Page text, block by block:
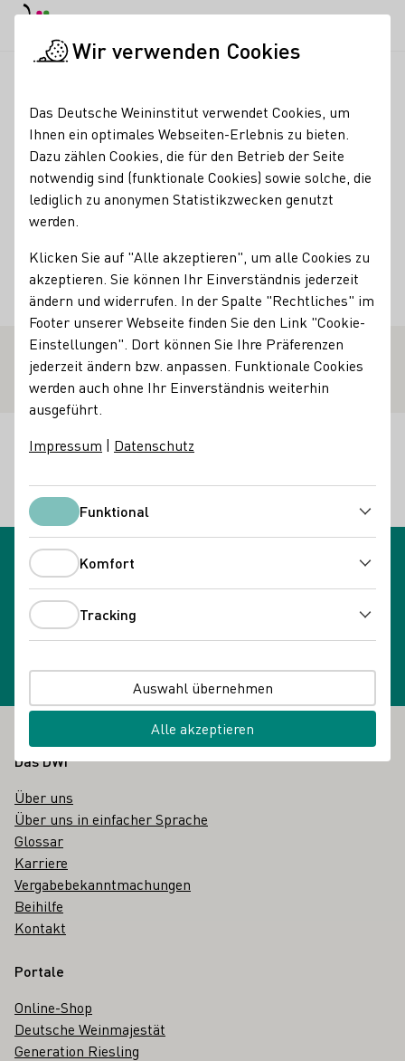
Højsteen Vin
Fakten
Land
Dänemark
Ort
Hørsholm
WEINERZEUGER
Kontakt
2970 Hørsholm
Newsletteranmeldung
Newsletter wählen
Fußbereich
Das DWI
Über uns
Über uns in einfacher Sprache
Glossar
Karriere
Vergabebekanntmachungen
Beihilfe
Kontakt
Portale
Online-Shop
Deutsche Weinmajestät
Generation Riesling
Wir verwenden Cookies
Das Deutsche Weininstitut verwendet Cookies, um
Ihnen ein optimales Webseiten-Erlebnis zu bieten.
Dazu zählen Cookies, die für den Betrieb der Seite
notwendig sind (funktionale Cookies) sowie solche, die
lediglich zu anonymen Statistikzwecken genutzt
werden.
Klicken Sie auf "Alle akzeptieren", um alle Cookies zu
akzeptieren. Sie können Ihr Einverständnis jederzeit
ändern und widerrufen. In der Spalte "Rechtliches" im
Footer unserer Webseite finden Sie den Link "Cookie-
Einstellungen". Dort können Sie Ihre Präferenzen
jederzeit ändern bzw. anpassen. Funktionale Cookies
werden auch ohne Ihr Einverständnis weiterhin
ausgeführt.
Impressum | Datenschutz
FunktionalFunktional
Komfort
Tracking
Auswahl übernehmen
Alle akzeptieren